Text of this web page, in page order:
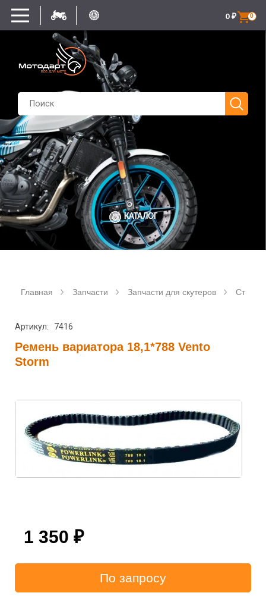
0
0 ₽
КАТАЛОГ
Главная Запчасти Запчасти для скутеров
Артикул: 7416
Ремень вариатора 18,1*788 Vento
Storm
1 350 ₽